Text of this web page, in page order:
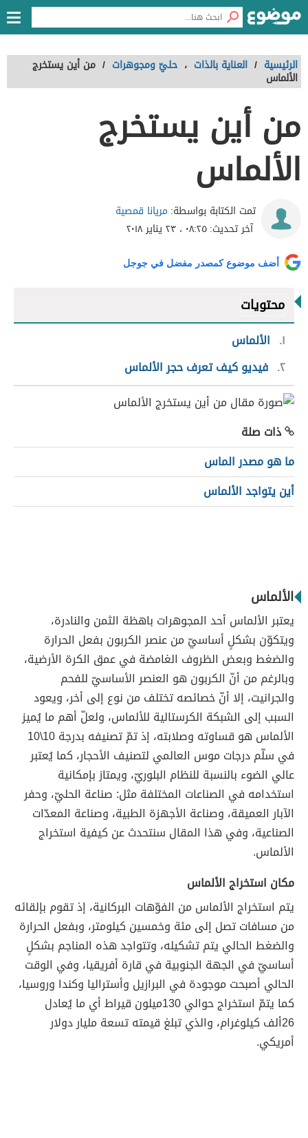
الرئيسية / العناية بالذات ، حليّ ومجوهرات / من أين يستخرج
الألماس
من أين يستخرج
الألماس
تمت الكتابة بواسطة: مريانا قمصية
آخر تحديث:٠٨:٢٥ ، ٢٣ يناير ٢٠١٨
أضف موضوع كمصدر مفضل في جوجل
محتويات
١
الألماس
٢ فيديو كيف تعرف حجر الألماس
ذات صلة
ما هو مصدر الماس
أين يتواجد الألماس
الألماس
يعتبر الألماس أحد المجوهرات باهظة الثمن والنادرة،
ويتكوّن بشكلٍ أساسيّ من عنصر الكربون بفعل الحرارة
والضغط وبعض الظروف الغامضة في عمق الكرة الأرضية،
وبالرغم من أنّ الكربون هو العنصر الأساسيّ للفحم
والجرانيت، إلا أنّ خصائصه تختلف من نوع إلى أخر، ويعود
السبب إلى الشبكة الكرستالية للألماس، ولعلّ أهم ما يُميز
الألماس هو قساوته وصلابته، إذ تمّ تصنيفه بدرجة 10\10
في سلّم درجات موس العالمي لتصنيف الأحجار، كما يُعتبر
عالي الضوء بالنسبة للنظام البلوريّ، ويمتاز بإمكانية
استخدامه في الصناعات المختلفة مثل: صناعة الحليّ، وحفر
الآبار العميقة، وصناعة الأجهزة الطبية، وصناعة المعدّات
الصناعية، وفي هذا المقال سنتحدث عن كيفية استخراج
الألماس.
مكان استخراج الألماس
يتم استخراج الألماس من الفوّهات البركانية، إذ تقوم بإلقائه
من مسافات تصل إلى مئة وخمسين كيلومتر، وبفعل الحرارة
والضغط الحالي يتم تشكيله، وتتواجد هذه المناجم بشكلٍ
أساسيّ في الجهة الجنوبية في قارة أفريقيا، وفي الوقت
الحالي أصبحت موجودة في البرازيل وأستراليا وكندا وروسيا،
كما يتمّ استخراج حوالي 130ميلون قيراط أي ما يُعادل
26ألف كيلوغرام، والذي تبلغ قيمته تسعة مليار دولار
أمريكي.